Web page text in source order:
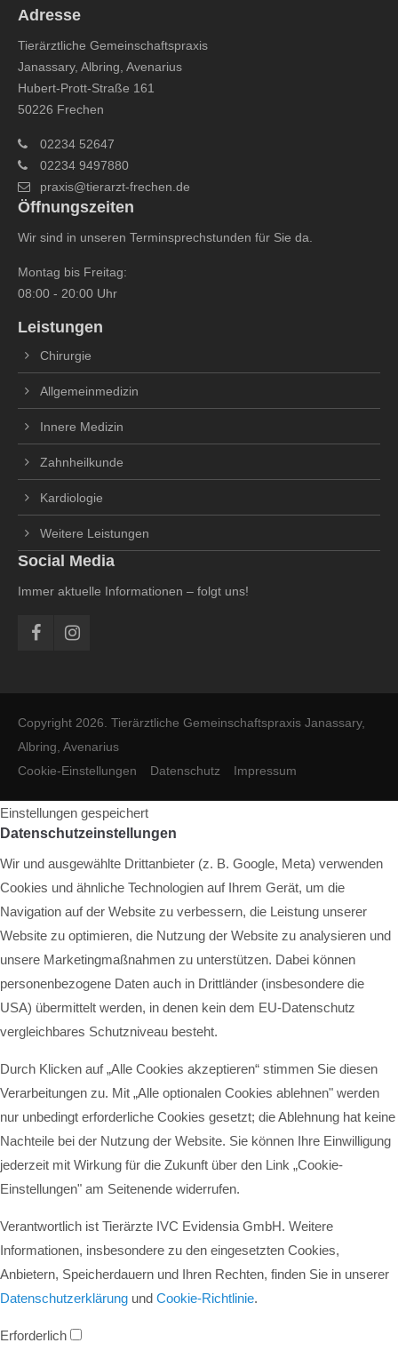
Adresse
Tierärztliche Gemeinschaftspraxis
Janassary, Albring, Avenarius
Hubert-Prott-Straße 161
50226 Frechen
02234 52647
02234 9497880
praxis@tierarzt-frechen.de
Öffnungszeiten
Wir sind in unseren Terminsprechstunden für Sie da.
Montag bis Freitag:
08:00 - 20:00 Uhr
Leistungen
Chirurgie
Allgemeinmedizin
Innere Medizin
Zahnheilkunde
Kardiologie
Weitere Leistungen
Social Media
Immer aktuelle Informationen – folgt uns!
Copyright 2026. Tierärztliche Gemeinschaftspraxis Janassary,
Albring, Avenarius
Cookie-Einstellungen
Datenschutz Impressum
Einstellungen gespeichert
Datenschutzeinstellungen
Wir und ausgewählte Drittanbieter (z. B. Google, Meta) verwenden
Cookies und ähnliche Technologien auf Ihrem Gerät, um die
Navigation auf der Website zu verbessern, die Leistung unserer
Website zu optimieren, die Nutzung der Website zu analysieren und
unsere Marketingmaßnahmen zu unterstützen. Dabei können
personenbezogene Daten auch in Drittländer (insbesondere die
USA) übermittelt werden, in denen kein dem EU-Datenschutz
vergleichbares Schutzniveau besteht.
Durch Klicken auf „Alle Cookies akzeptieren“ stimmen Sie diesen
Verarbeitungen zu. Mit „Alle optionalen Cookies ablehnen" werden
nur unbedingt erforderliche Cookies gesetzt; die Ablehnung hat keine
Nachteile bei der Nutzung der Website. Sie können Ihre Einwilligung
jederzeit mit Wirkung für die Zukunft über den Link „Cookie-
Einstellungen" am Seitenende widerrufen.
Verantwortlich ist Tierärzte IVC Evidensia GmbH. Weitere
Informationen, insbesondere zu den eingesetzten Cookies,
Anbietern, Speicherdauern und Ihren Rechten, finden Sie in unserer
Datenschutzerklärung und Cookie-Richtlinie.
Erforderlich